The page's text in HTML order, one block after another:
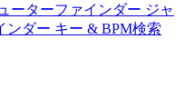
ーターファインダー ジャ
ンダー キー & BPM検索